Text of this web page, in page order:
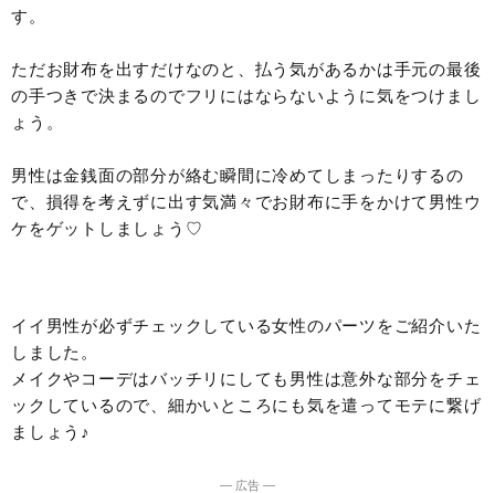
す。
ただお財布を出すだけなのと、払う気があるかは手元の最後
の手つきで決まるのでフリにはならないように気をつけまし
ょう。
男性は金銭面の部分が絡む瞬間に冷めてしまったりするの
で、損得を考えずに出す気満々でお財布に手をかけて男性ウ
ケをゲットしましょう♡
イイ男性が必ずチェックしている女性のパーツをご紹介いた
しました。
メイクやコーデはバッチリにしても男性は意外な部分をチェ
ックしているので、細かいところにも気を遣ってモテに繋げ
ましょう♪
― 広告 ―